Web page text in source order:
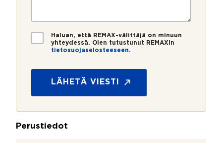
?
o
*
i
*
T
i
o
*
Haluan, että REMAX-välittäjä on minuun
yhteydessä. Olen tutustunut REMAXin
tietosuojaselosteeseen.
LÄHETÄ VIESTI
Perustiedot